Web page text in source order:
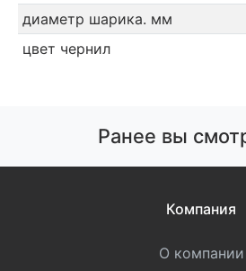
диаметр шарика. мм
цвет чернил
Ранее вы
Компания
О компании